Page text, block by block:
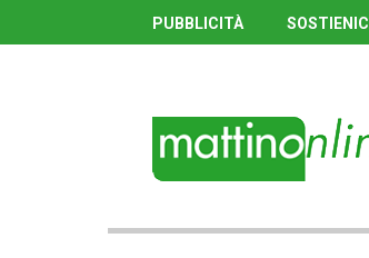
PUBBLICITÀ SOSTIENICI